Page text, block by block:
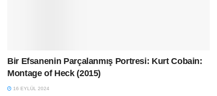
Bir Efsanenin Parçalanmış Portresi: Kurt Cobain:
Montage of Heck (2015)
16 EYLÜL 2024